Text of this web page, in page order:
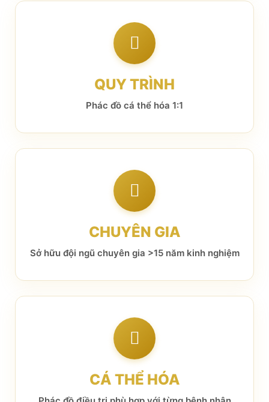
QUY TRÌNH
Phác đồ cá thể hóa 1:1
CHUYÊN GIA
Sở hữu đội ngũ chuyên gia >15 năm kinh nghiệm
CÁ THỂ HÓA